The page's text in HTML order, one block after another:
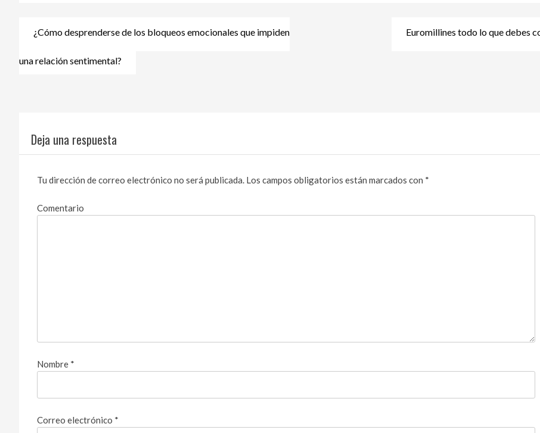
Navegación
de
¿Cómo desprenderse de los bloqueos emocionales que impiden
una relación sentimental?
Euromillines todo lo que debes
Deja una respuesta
Tu dirección de correo electrónico no será publicada. Los campos obligatorios están marcados con *
Comentario
Nombre *
Correo electrónico *